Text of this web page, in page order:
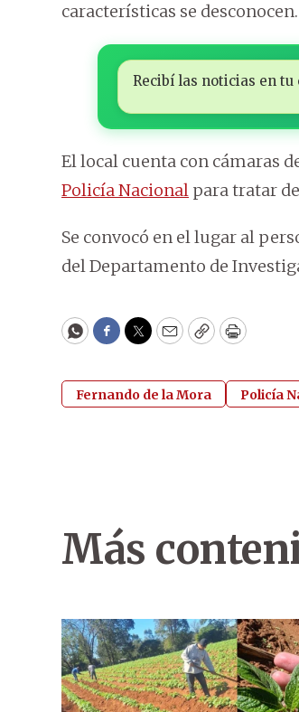
características se desconocen.
Recibí las noticias en tu
El local cuenta con cámaras
Policía Nacional para tratar
Se convocó en el lugar al
del Departamento de
WhatsApp
Facebook
Twitter
EmailCopyPrint
Fernando de la Mora Policía
Más